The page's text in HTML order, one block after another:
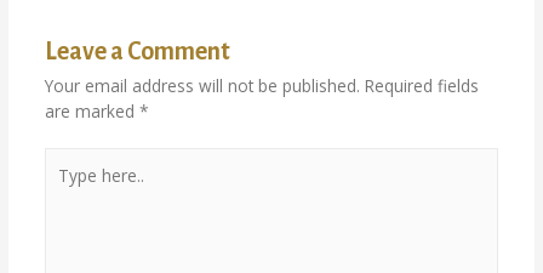
Leave a Comment
Your email address will not be published. Required fields
are marked *